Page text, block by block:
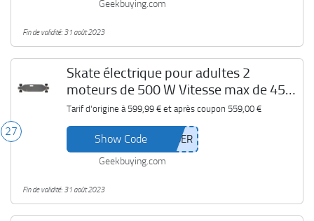
Geekbuying.com
Fin de validité: 31 août 2023
27
Skate électrique pour adultes 2
moteurs de 500 W Vitesse max de 45
km/h MEEPO V5 ER
Tarif d'origine à 599,99 €et après coupon 559,00 €
Show Code
Geekbuying.com
Fin de validité: 31 août 2023